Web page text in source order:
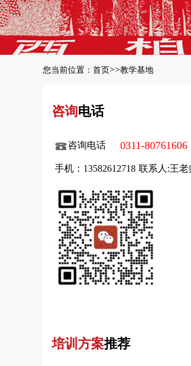
您当前位置： 首页>>教学基地
咨询电话
咨询电话 0311-80761606
手机：13582612718 联系人:王老
培训方案推荐